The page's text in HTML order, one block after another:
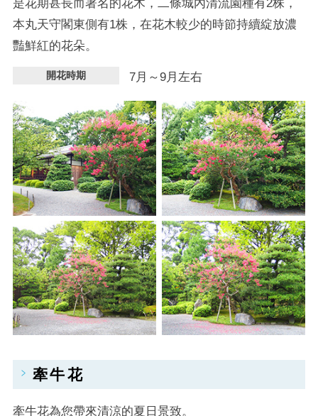
是花期甚長而著名的花木，二條城內清流園種有2株，
本丸天守閣東側有1株，在花木較少的時節持續綻放濃
豔鮮紅的花朵。
開花時期 7月～9月左右
牽牛花
牽牛花為您帶來清涼的夏日景致。